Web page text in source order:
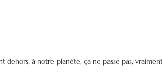
à notre planète, ça ne passe pas,